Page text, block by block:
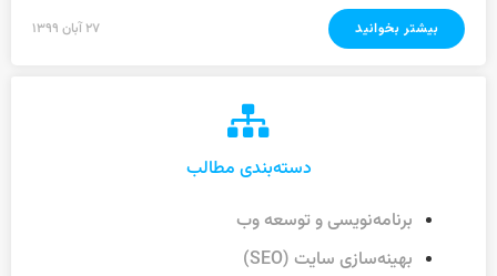
بیشتر بخوانید ۲۷ آبان ۱۳۹۹
دسته‌بندی مطالب
برنامه‌نویسی و توسعه وب
بهینه‌سازی سایت (SEO)